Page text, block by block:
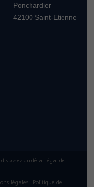
Ponchardier
42100 Saint-Etienne
du délai légal de
légales I Politique de